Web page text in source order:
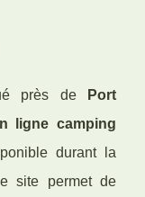
près de
Port
ligne camping
durant la
site permet de